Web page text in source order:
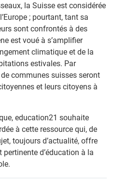
la Suisse est considérée
; pourtant, tant sa
sont confrontés à des
est voué à s’amplifier
climatique et de la
estivales. Par
communes suisses seront
et leurs citoyens à
education21 souhaite
à cette ressource qui, de
toujours d’actualité, offre
d’éducation à la